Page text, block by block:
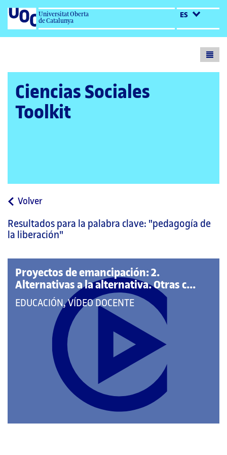
Universitat Oberta
de Catalunya
ES
Ciencias Sociales
Toolkit
Volvera
página
Resultados para la palabra clave: "pedagogía de
la liberación"
Proyectos de emancipación: 2.
Alternativas a la alternativa. Otras c...
QUE
PERTENECE
CATEGORÍAS:
EDUCACIÓN, VÍDEO DOCENTE